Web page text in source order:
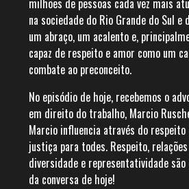
milhões de pessoas cada vez mais
na sociedade do Rio Grande do Sul e
um abraço, um acalento e,
capaz de respeito e amor como um
combate ao preconceito.
No episódio de hoje, recebemos o
em direito do trabalho, Marcio
Marcio influencia através do respeito
justiça para todes. Respeito,
diversidade e representatividade
da conversa de hoje!